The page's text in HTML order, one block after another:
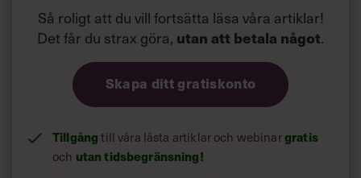
Så roligt att du vill fortsätta läsa våra artiklar!
Det får du strax göra, utan att betala något.
Skapa ditt gratiskonto
Tillgång till våra låsta artiklar och webinargratis
och utan tidsbegränsning!